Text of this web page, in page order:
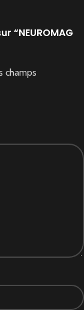
“NEUROMAG
champs